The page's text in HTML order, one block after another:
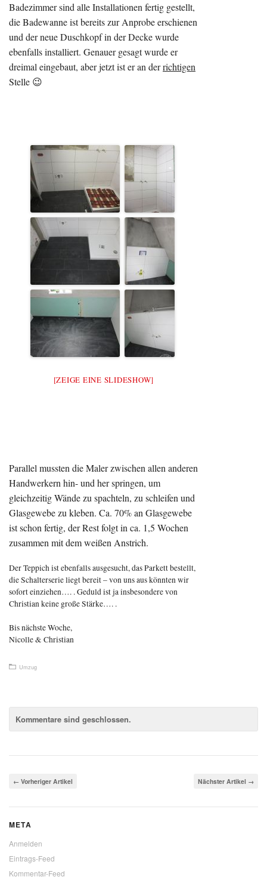
Badezimmer sind alle Installationen fertig gestellt,
die Badewanne ist bereits zur Anprobe erschienen
und der neue Duschkopf in der Decke wurde
ebenfalls installiert. Genauer gesagt wurde er
dreimal eingebaut, aber jetzt ist er an derrichtigen
Stelle 😉
[ZEIGE EINE SLIDESHOW]
Parallel mussten die Maler zwischen allen anderen
Handwerkern hin- und her springen, um
gleichzeitig Wände zu spachteln, zu schleifen und
Glasgewebe zu kleben. Ca. 70% an Glasgewebe
ist schon fertig, der Rest folgt in ca. 1,5 Wochen
zusammen mit dem weißen Anstrich.
Der Teppich ist ebenfalls ausgesucht, das Parkett bestellt,
die Schalterserie liegt bereit – von uns aus könnten wir
sofort einziehen…. . Geduld ist ja insbesondere von
Christian keine große Stärke…. .
Bis nächste Woche,
Nicolle & Christian
Umzug
Kommentare sind geschlossen.
Nächster Artikel →
← Vorheriger Artikel
META
Anmelden
Eintrags-Feed
Kommentar-Feed